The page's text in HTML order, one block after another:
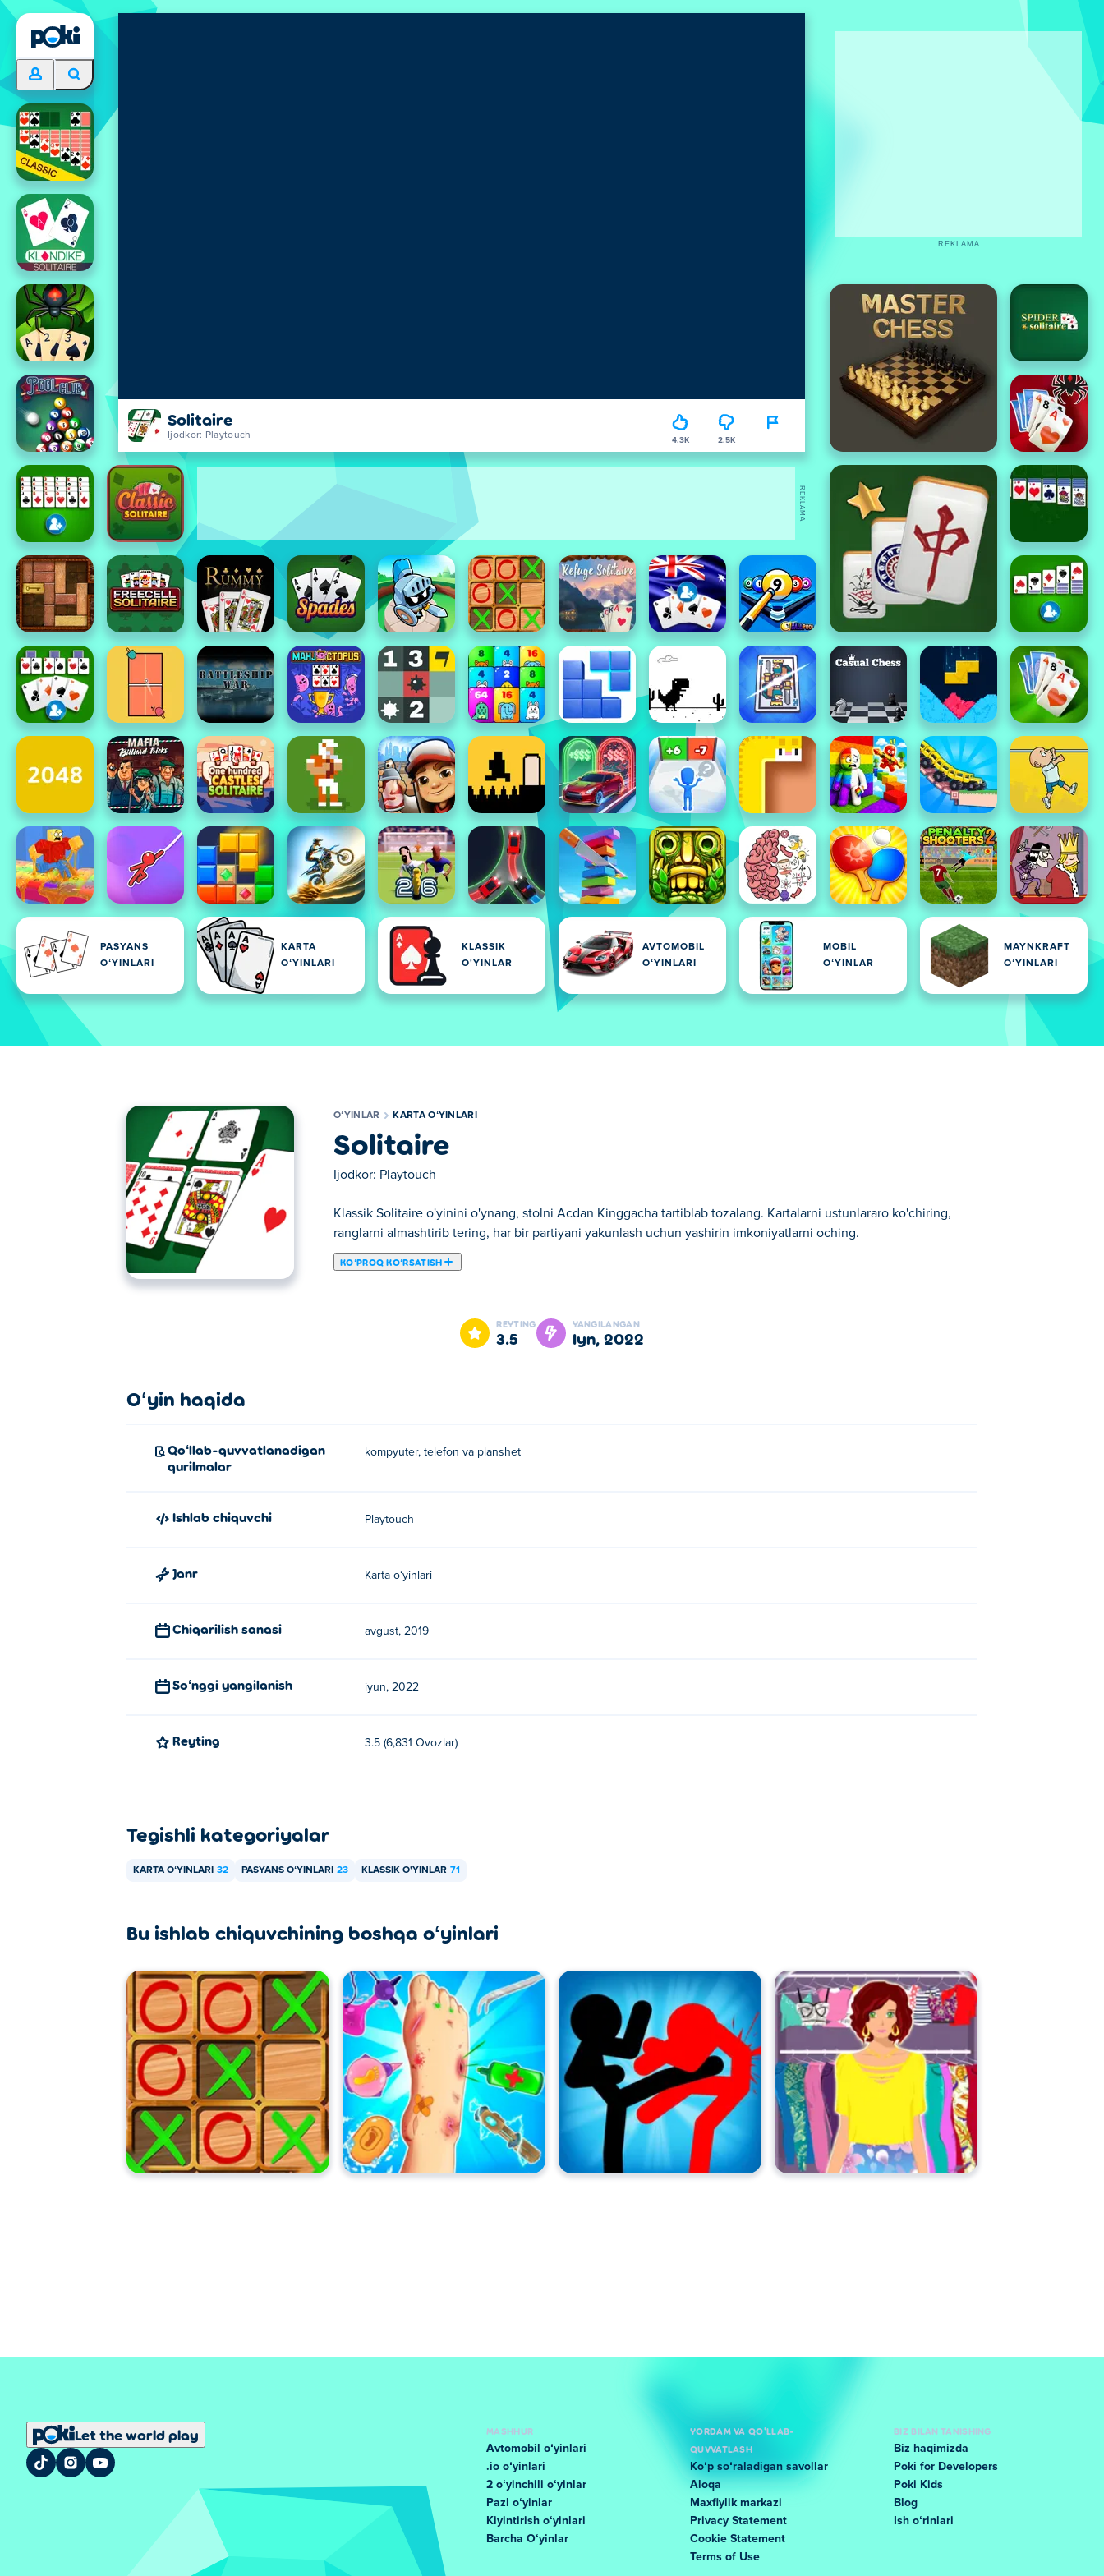
Solitaire
Ijodkor: Playtouch 4.3K 2.5K
PASYANS
OʻYINLARI
KARTA
OʻYINLARI
KLASSIK
O'YINLAR
AVTOMOBIL
OʻYINLARI
MOBIL
OʻYINLAR
MAYNKRAFT
OʻYINLARI
REKLAMA
REKLAMA
OʻYINLAR KARTA OʻYINLARI
Solitaire
Ijodkor: Playtouch
Klassik Solitaire o'yinini o'ynang, stolni Acdan Kinggacha tartiblab tozalang. Kartalarni ustunlararo ko'chiring,
ranglarni almashtirib tering, har bir partiyani yakunlash uchun yashirin imkoniyatlarni oching.
KOʻPROQ KOʻRSATISH
Bu yerda siz Solitaire o'ynashingiz mumkin. Solitaire bizning tanlangan Karta oʻyinlari larimizdan biridir.
REYTING
3.5
YANGILANGAN
iyn, 2022
Oʻyin haqida
Qoʻllab-quvvatlanadigan
qurilmalar
kompyuter, telefon va planshet
Ishlab chiquvchi Playtouch
Janr Karta oʻyinlari
Chiqarilish sanasi avgust, 2019
Soʻnggi yangilanish iyun, 2022
Reyting 3.5 (6,831 Ovozlar)
Tegishli kategoriyalar
KARTA OʻYINLARI 32 PASYANS OʻYINLARI 23 KLASSIK O'YINLAR 71
Bu ishlab chiquvchining boshqa oʻyinlari
Let the world play
MASHHUR
Avtomobil oʻyinlari
.io oʻyinlari
2 oʻyinchili oʻyinlar
Pazl oʻyinlar
Kiyintirish oʻyinlari
Barcha Oʻyinlar
YORDAM VA QO'LLAB-
QUVVATLASH
Koʻp soʻraladigan savollar
Aloqa
Maxfiylik markazi
Privacy Statement
Cookie Statement
Terms of Use
BIZ BILAN TANISHING
Biz haqimizda
Poki for Developers
Poki Kids
Blog
Ish oʻrinlari